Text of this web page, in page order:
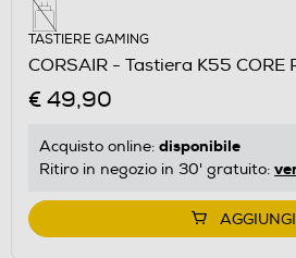
TASTIERE GAMING
CORSAIR - Tastiera K55 CORE
€ 49,90
Acquisto online: disponibile
Ritiro in negozio in 30' gratuito:
AGGIUNGI